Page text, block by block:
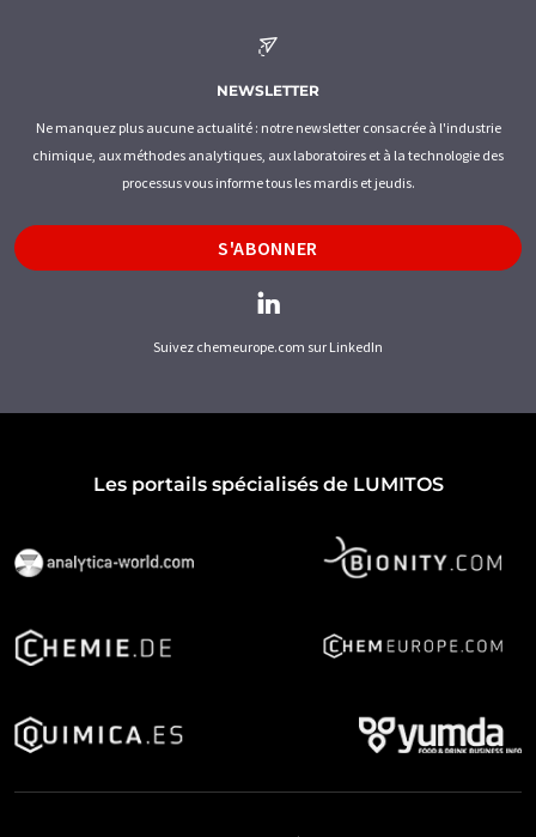
NEWSLETTER
Ne manquez plus aucune actualité : notre newsletter consacrée à l'industrie
chimique, aux méthodes analytiques, aux laboratoires et à la technologie des
processus vous informe tous les mardis et jeudis.
S'ABONNER
Suivez chemeurope.com sur LinkedIn
Les portails spécialisés de LUMITOS